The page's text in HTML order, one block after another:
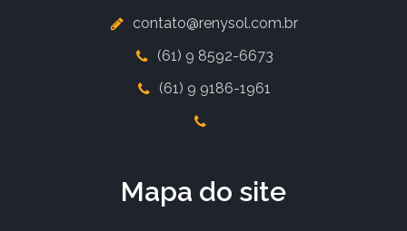
contato@renysol.com.br
(61) 9 8592-6673
(61) 9 9186-1961
Mapa do site